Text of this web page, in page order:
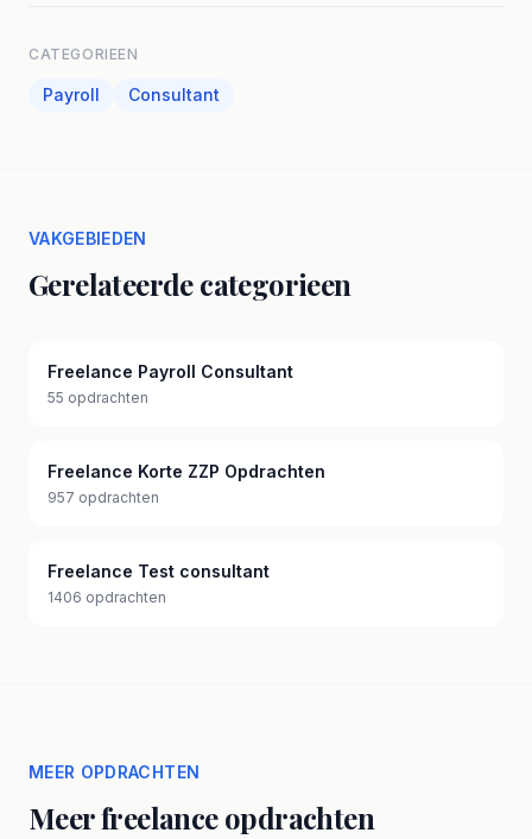
CATEGORIEEN
Payroll Consultant
VAKGEBIEDEN
Gerelateerde categorieen
Freelance Payroll Consultant
55 opdrachten
Freelance Korte ZZP Opdrachten
957 opdrachten
Freelance Test consultant
1406 opdrachten
MEER OPDRACHTEN
Meer freelance opdrachten